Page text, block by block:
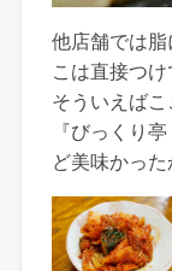
他店舗では
こは直接つけ
そういえばこ
『びっくり
ど美味かっ